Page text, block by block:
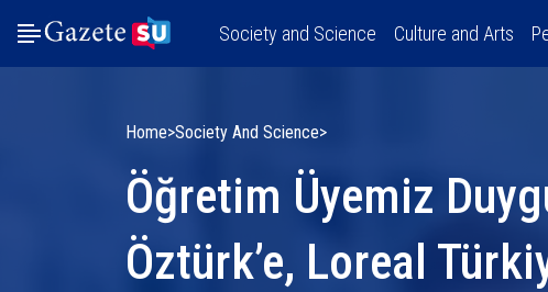
Society and Science Culture and Arts
Home Society And Science
Öğretim Üyemiz
Öztürk’e, Loreal